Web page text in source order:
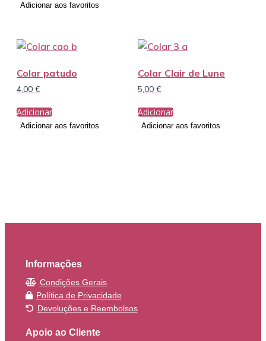
Adicionar aos favoritos
Colar patudo
4,00 €
Adicionar
Adicionar aos favoritos
Colar Clair de Lune
5,00 €
Adicionar
Adicionar aos favoritos
Informações
Condições Gerais
Política de Privacidade
Devoluções e Reembolsos
Apoio ao Cliente